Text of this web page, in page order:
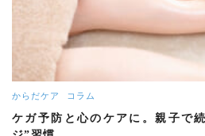
からだケア コラム
ケガ予防と心のケアに。親子で